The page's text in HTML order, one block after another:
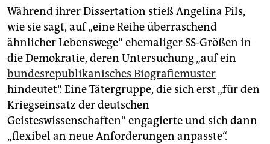
Während ihrer Dissertation stieß Angelina Pils,
wie sie sagt, auf „eine Reihe überraschend
ähnlicher Lebenswege“ ehemaliger SS-Größen in
die Demokratie, deren Untersuchung „auf ein
bundesrepublikanisches Biografiemuster
hindeutet“. Eine Tätergruppe, die sich erst „für den
Kriegseinsatz der deutschen
Geisteswissenschaften“ engagierte und sich dann
„flexibel an neue Anforderungen anpasste“.